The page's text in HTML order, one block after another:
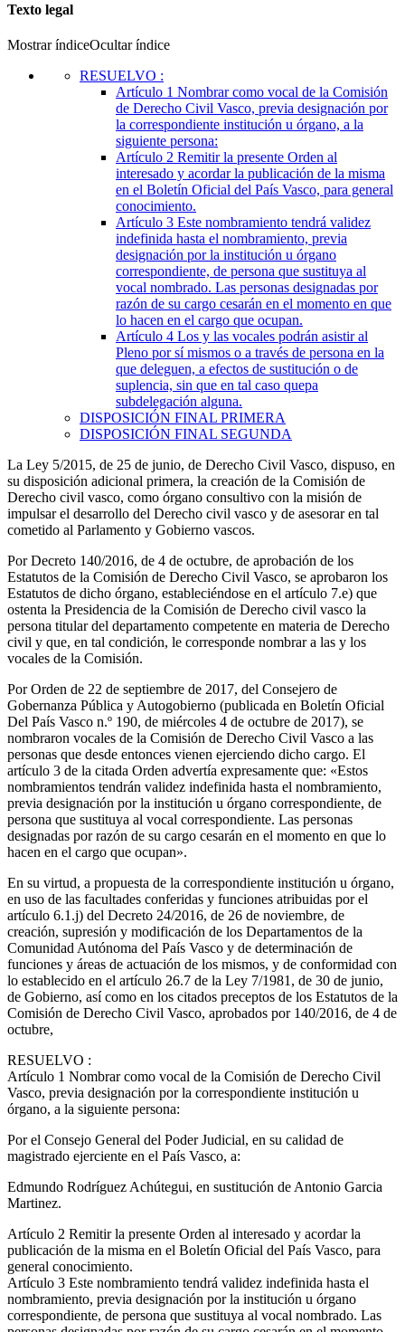
Texto legal
Mostrar índiceOcultar índice
RESUELVO :
Artículo 1 Nombrar como vocal de la Comisión
de Derecho Civil Vasco, previa designación por
la correspondiente institución u órgano, a la
siguiente persona:
Artículo 2 Remitir la presente Orden al
interesado y acordar la publicación de la misma
en el Boletín Oficial del País Vasco, para general
conocimiento.
Artículo 3 Este nombramiento tendrá validez
indefinida hasta el nombramiento, previa
designación por la institución u órgano
correspondiente, de persona que sustituya al
vocal nombrado. Las personas designadas por
razón de su cargo cesarán en el momento en que
lo hacen en el cargo que ocupan.
Artículo 4 Los y las vocales podrán asistir al
Pleno por sí mismos o a través de persona en la
que deleguen, a efectos de sustitución o de
suplencia, sin que en tal caso quepa
subdelegación alguna.
DISPOSICIÓN FINAL PRIMERA
DISPOSICIÓN FINAL SEGUNDA
La Ley 5/2015, de 25 de junio, de Derecho Civil Vasco, dispuso, en
su disposición adicional primera, la creación de la Comisión de
Derecho civil vasco, como órgano consultivo con la misión de
impulsar el desarrollo del Derecho civil vasco y de asesorar en tal
cometido al Parlamento y Gobierno vascos.
Por Decreto 140/2016, de 4 de octubre, de aprobación de los
Estatutos de la Comisión de Derecho Civil Vasco, se aprobaron los
Estatutos de dicho órgano, estableciéndose en el artículo 7.e) que
ostenta la Presidencia de la Comisión de Derecho civil vasco la
persona titular del departamento competente en materia de Derecho
civil y que, en tal condición, le corresponde nombrar a las y los
vocales de la Comisión.
Por Orden de 22 de septiembre de 2017, del Consejero de
Gobernanza Pública y Autogobierno (publicada en Boletín Oficial
Del País Vasco n.º 190, de miércoles 4 de octubre de 2017), se
nombraron vocales de la Comisión de Derecho Civil Vasco a las
personas que desde entonces vienen ejerciendo dicho cargo. El
artículo 3 de la citada Orden advertía expresamente que: «Estos
nombramientos tendrán validez indefinida hasta el nombramiento,
previa designación por la institución u órgano correspondiente, de
persona que sustituya al vocal correspondiente. Las personas
designadas por razón de su cargo cesarán en el momento en que lo
hacen en el cargo que ocupan».
En su virtud, a propuesta de la correspondiente institución u órgano,
en uso de las facultades conferidas y funciones atribuidas por el
artículo 6.1.j) del Decreto 24/2016, de 26 de noviembre, de
creación, supresión y modificación de los Departamentos de la
Comunidad Autónoma del País Vasco y de determinación de
funciones y áreas de actuación de los mismos, y de conformidad con
lo establecido en el artículo 26.7 de la Ley 7/1981, de 30 de junio,
de Gobierno, así como en los citados preceptos de los Estatutos de la
Comisión de Derecho Civil Vasco, aprobados por 140/2016, de 4 de
octubre,
RESUELVO :
Artículo 1 Nombrar como vocal de la Comisión de Derecho Civil
Vasco, previa designación por la correspondiente institución u
órgano, a la siguiente persona:
Por el Consejo General del Poder Judicial, en su calidad de
magistrado ejerciente en el País Vasco, a:
Edmundo Rodríguez Achútegui, en sustitución de Antonio Garcia
Martinez.
Artículo 2 Remitir la presente Orden al interesado y acordar la
publicación de la misma en el Boletín Oficial del País Vasco, para
general conocimiento.
Artículo 3 Este nombramiento tendrá validez indefinida hasta el
nombramiento, previa designación por la institución u órgano
correspondiente, de persona que sustituya al vocal nombrado. Las